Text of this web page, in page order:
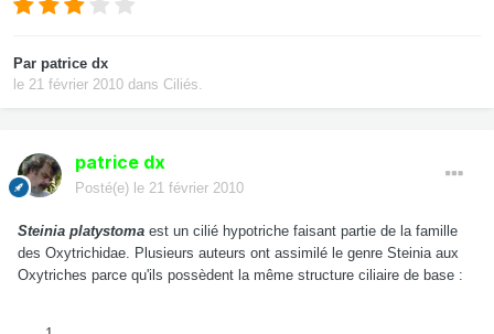
Par patrice dx
le 21 février 2010 dans Ciliés.
patrice dx
Posté(e) le 21 février 2010
Steinia platystoma est un cilié hypotriche faisant partie de la famille
des Oxytrichidae. Plusieurs auteurs ont assimilé le genre Steinia aux
Oxytriches parce qu'ils possèdent la même structure ciliaire de base :